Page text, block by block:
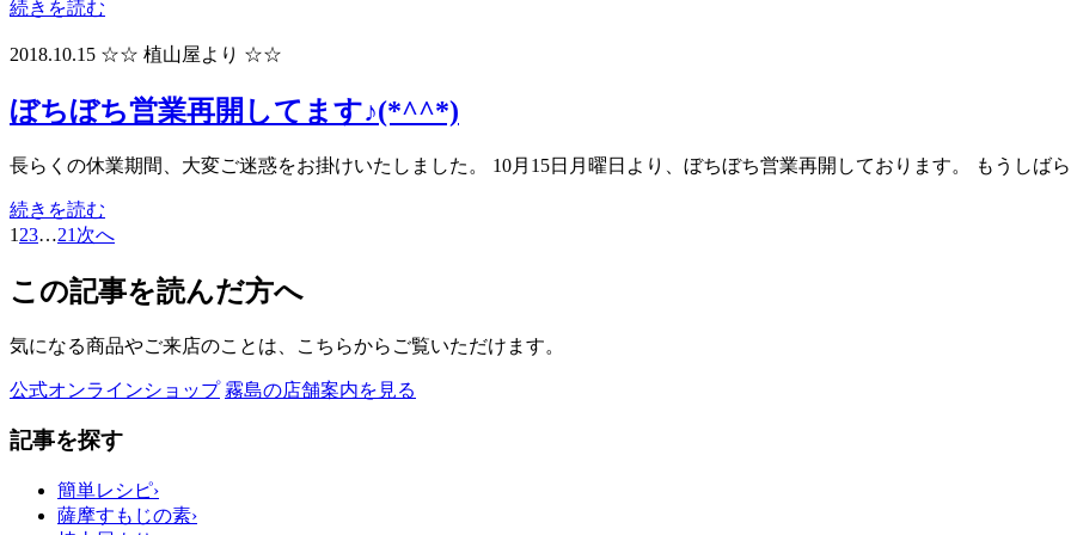
続きを読む
2018.10.15 ☆☆ 植山屋より ☆☆
ぼちぼち営業再開してます♪(*^^*)
長らくの休業期間、大変ご迷惑をお掛けいたしました。 10月15日月曜日より、ぼちぼち営業再開しております。 もうしば
続きを読む
1 23…21 次へ
この記事を読んだ方へ
気になる商品やご来店のことは、こちらからご覧いただけます。
公式オンラインショップ 霧島の店舗案内を見る
記事を探す
簡単レシピ›
薩摩すもじの素›